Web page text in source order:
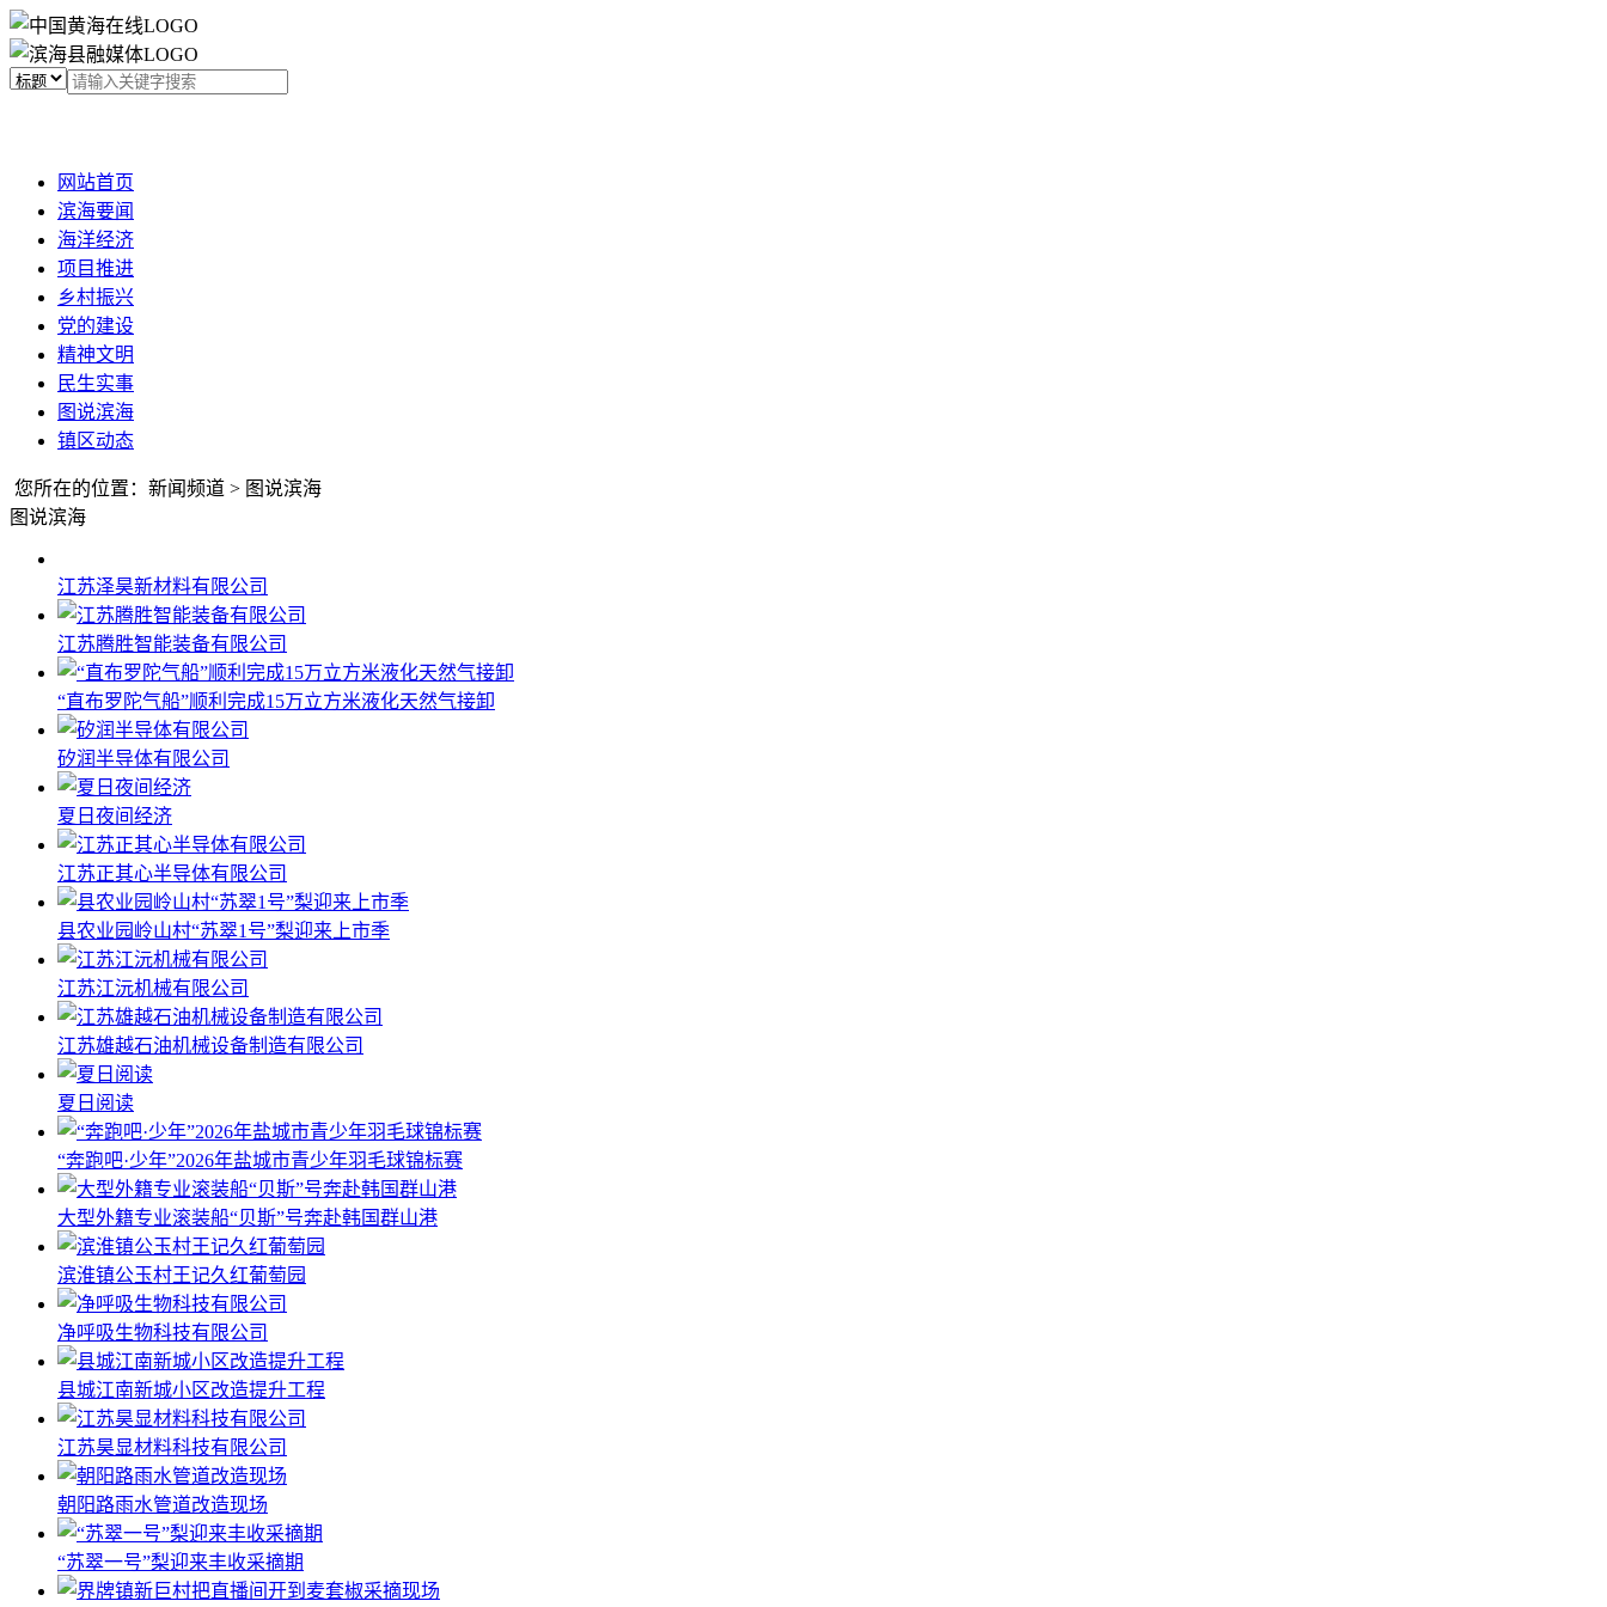
网站首页
滨海要闻
海洋经济
项目推进
乡村振兴
党的建设
精神文明
民生实事
图说滨海
镇区动态
您所在的位置：新闻频道 > 图说滨海
图说滨海
江苏泽昊新材料有限公司
江苏腾胜智能装备有限公司
“直布罗陀气船”顺利完成15万立方米液化天然气接卸
矽润半导体有限公司
夏日夜间经济
江苏正其心半导体有限公司
县农业园岭山村“苏翠1号”梨迎来上市季
江苏江沅机械有限公司
江苏雄越石油机械设备制造有限公司
夏日阅读
“奔跑吧·少年”2026年盐城市青少年羽毛球锦标赛
大型外籍专业滚装船“贝斯”号奔赴韩国群山港
滨淮镇公玉村王记久红葡萄园
净呼吸生物科技有限公司
县城江南新城小区改造提升工程
江苏昊显材料科技有限公司
朝阳路雨水管道改造现场
“苏翠一号”梨迎来丰收采摘期